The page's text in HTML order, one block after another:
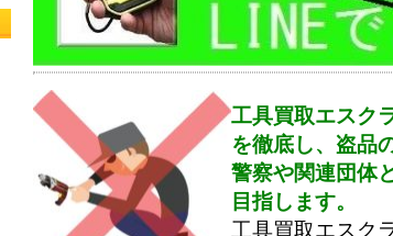
工具買取エスク
を徹底し、盗品
警察や関連団体
目指します。
工具買取エスク